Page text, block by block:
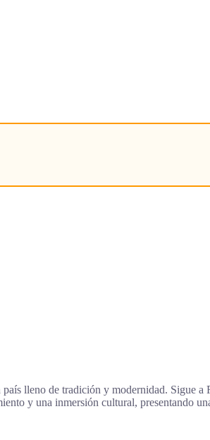
lleno de tradición y modernidad. Sigue
y una inmersión cultural, presentando